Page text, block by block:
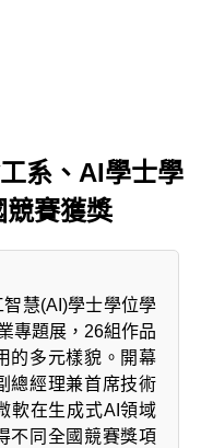
系、AI學士學
競賽獲獎
慧(AI)學士學位學
專題展，26組作品
的多元樣貌。開幕
總經理兼首席技術
軟在生成式AI領域
不同全國競賽獎項